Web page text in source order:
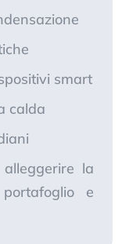
smart
calda
la
e